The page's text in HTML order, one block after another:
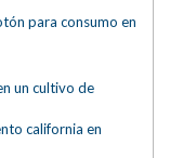
para consumo en
un cultivo de
california en